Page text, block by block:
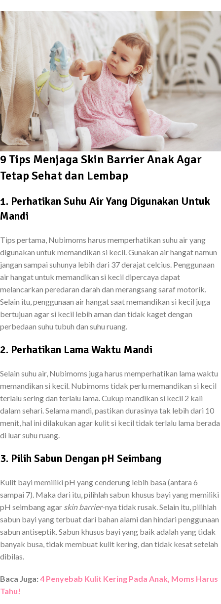
9 Tips Menjaga Skin Barrier Anak Agar
Tetap Sehat dan Lembap
1. Perhatikan Suhu Air Yang Digunakan Untuk
Mandi
Tips pertama, Nubimoms harus memperhatikan suhu air yang
digunakan untuk memandikan si kecil. Gunakan air hangat namun
jangan sampai suhunya lebih dari 37 derajat celcius. Penggunaan
air hangat untuk memandikan si kecil dipercaya dapat
melancarkan peredaran darah dan merangsang saraf motorik.
Selain itu, penggunaan air hangat saat memandikan si kecil juga
bertujuan agar si kecil lebih aman dan tidak kaget dengan
perbedaan suhu tubuh dan suhu ruang.
2. Perhatikan Lama Waktu Mandi
Selain suhu air, Nubimoms juga harus memperhatikan lama waktu
memandikan si kecil. Nubimoms tidak perlu memandikan si kecil
terlalu sering dan terlalu lama. Cukup mandikan si kecil 2 kali
dalam sehari. Selama mandi, pastikan durasinya tak lebih dari 10
menit, hal ini dilakukan agar kulit si kecil tidak terlalu lama berada
di luar suhu ruang.
3. Pilih Sabun Dengan pH Seimbang
Kulit bayi memiliki pH yang cenderung lebih basa (antara 6
sampai 7). Maka dari itu, pilihlah sabun khusus bayi yang memiliki
pH seimbang agar skin barrier-nya tidak rusak. Selain itu, pilihlah
sabun bayi yang terbuat dari bahan alami dan hindari penggunaan
sabun antiseptik. Sabun khusus bayi yang baik adalah yang tidak
banyak busa, tidak membuat kulit kering, dan tidak kesat setelah
dibilas.
Baca Juga:4 Penyebab Kulit Kering Pada Anak, Moms Harus
Tahu!